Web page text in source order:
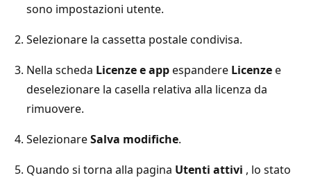
sono impostazioni utente.
Selezionare la cassetta postale condivisa.
Nella scheda Licenze e appespandere Licenzee
deselezionare la casella relativa alla licenza da
rimuovere.
SelezionareSalva modifiche.
Quando si torna alla pagina Utenti attivi , lo stato